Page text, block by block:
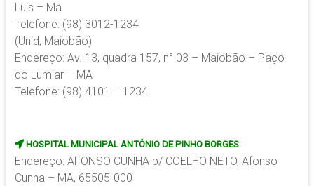
Luis – Ma
Telefone: (98) 3012-1234
(Unid, Maiobão)
Endereço: Av. 13, quadra 157, n° 03 – Maiobão – Paço
do Lumiar – MA
Telefone: (98) 4101 – 1234
HOSPITAL MUNICIPAL ANTÔNIO DE PINHO BORGES
Endereço: AFONSO CUNHA p/ COELHO NETO, Afonso
Cunha – MA, 65505-000